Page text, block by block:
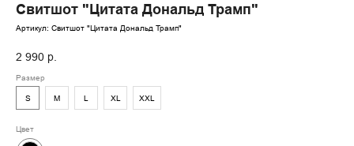
Свитшот "Цитата Дональд Трамп"
Артикул: Свитшот "Цитата Дональд Трамп"
2 990 р.
Размер
S
M L XL XXL
Цвет